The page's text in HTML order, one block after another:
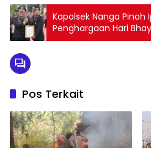
Kapolsek Nanga Pinoh
Penghargaan Hari
Berhasil Kawal
Pos Terkait